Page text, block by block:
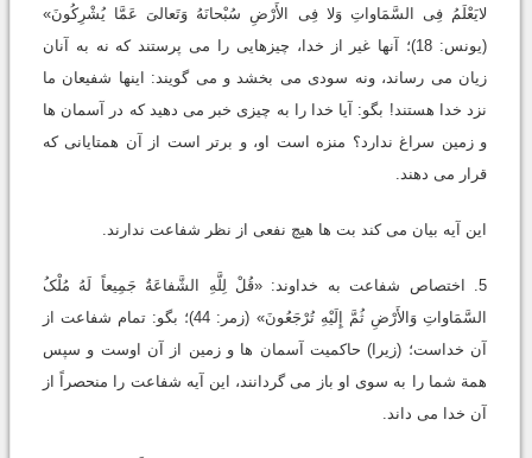
لایَعْلَمُ فِی السَّمَاواتِ وَلا فِی الأَرْضِ سُبْحانَهُ وَتَعالیَ عَمَّا یُشْرِکُونَ»
(یونس: 18)؛ آنها غیر از خدا، چیزهایی را می پرستند که نه به آنان
زیان می رساند، ونه سودی می بخشد و می گویند: اینها شفیعان ما
نزد خدا هستند! بگو: آیا خدا را به چیزی خبر می دهید که در آسمان ها
و زمین سراغ ندارد؟ منزه است او، و برتر است از آن همتایانی که
قرار می دهند.
این آیه بیان می کند بت ها هیچ نفعی از نظر شفاعت ندارند.
5. اختصاص شفاعت به خداوند: «قُلْ لِلَّهِ الشَّفاعَةُ جَمِیعاً لَهُ مُلْکُ
السَّمَاواتِ وَالأَرْضِ ثُمَّ إِلَیْهِ تُرْجَعُونَ» (زمر: 44)؛ بگو: تمام شفاعت از
آن خداست؛ (زیرا) حاکمیت آسمان ها و زمین از آن اوست و سپس
همة شما را به سوی او باز می گردانند، این آیه شفاعت را منحصراً از
آن خدا می داند.